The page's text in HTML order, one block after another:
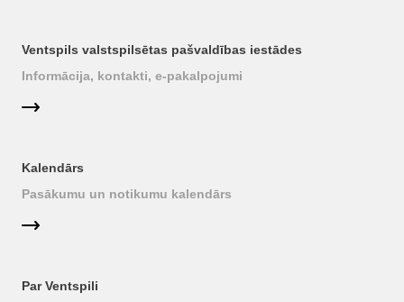
Ventspils valstspilsētas pašvaldības iestādes
Informācija, kontakti, e-pakalpojumi
Kalendārs
Pasākumu un notikumu kalendārs
Par Ventspili